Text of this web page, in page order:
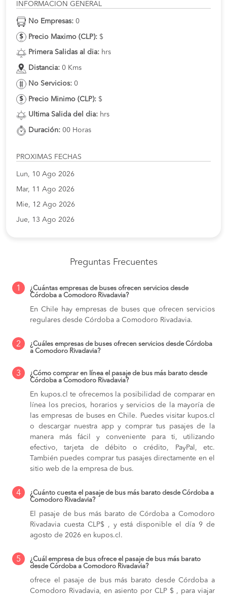
INFORMACION GENERAL
No Empresas: 0
Precio Maximo (CLP): $
Primera Salidas al dia: hrs
Distancia: 0 Kms
No Servicios: 0
Precio Minimo (CLP): $
Ultima Salida del dia: hrs
Duración: 00 Horas
PROXIMAS FECHAS
Lun, 10 Ago 2026
Mar, 11 Ago 2026
Mie, 12 Ago 2026
Jue, 13 Ago 2026
Preguntas Frecuentes
1
¿Cuántas empresas de buses ofrecen servicios desde
Córdoba a Comodoro Rivadavia?
En Chile hay empresas de buses que ofrecen servicios
regulares desde Córdoba a Comodoro Rivadavia.
2
¿Cuáles empresas de buses ofrecen servicios desde Córdoba
a Comodoro Rivadavia?
3
¿Cómo comprar en línea el pasaje de bus más barato desde
Córdoba a Comodoro Rivadavia?
En kupos.cl te ofrecemos la posibilidad de comparar en
línea los precios, horarios y servicios de la mayoría de
las empresas de buses en Chile. Puedes visitar kupos.cl
o descargar nuestra app y comprar tus pasajes de la
manera más fácil y conveniente para ti, utilizando
efectivo, tarjeta de débito o crédito, PayPal, etc.
También puedes comprar tus pasajes directamente en el
sitio web de la empresa de bus.
4
¿Cuánto cuesta el pasaje de bus más barato desde Córdoba a
Comodoro Rivadavia?
El pasaje de bus más barato de Córdoba a Comodoro
Rivadavia cuesta CLP$ , y está disponible el día 9 de
agosto de 2026 en kupos.cl.
5
¿Cuál empresa de bus ofrece el pasaje de bus más barato
desde Córdoba a Comodoro Rivadavia?
ofrece el pasaje de bus más barato desde Córdoba a
Comodoro Rivadavia, en asiento por CLP $ , para viajar